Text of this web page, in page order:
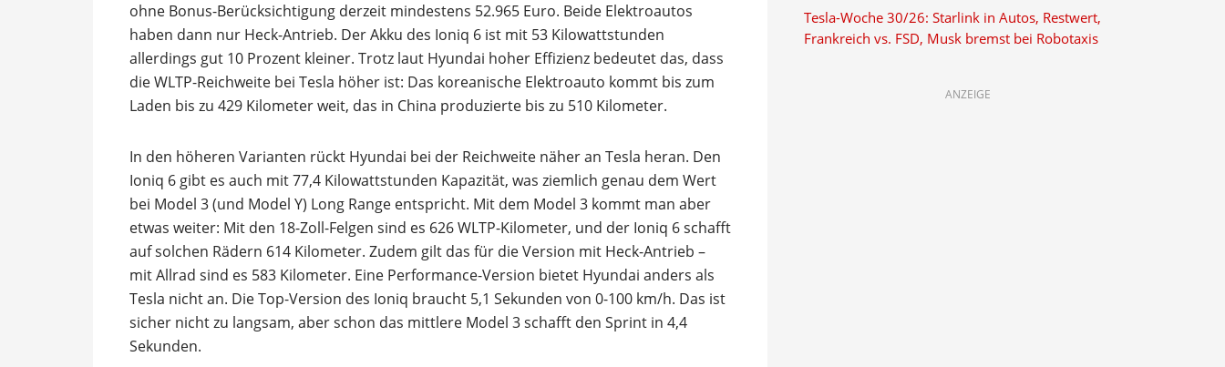
ohne Bonus-Berücksichtigung derzeit mindestens 52.965 Euro. Beide Elektroautos
haben dann nur Heck-Antrieb. Der Akku des Ioniq 6 ist mit 53 Kilowattstunden
allerdings gut 10 Prozent kleiner. Trotz laut Hyundai hoher Effizienz bedeutet das, dass
die WLTP-Reichweite bei Tesla höher ist: Das koreanische Elektroauto kommt bis zum
Laden bis zu 429 Kilometer weit, das in China produzierte bis zu 510 Kilometer.
In den höheren Varianten rückt Hyundai bei der Reichweite näher an Tesla heran. Den
Ioniq 6 gibt es auch mit 77,4 Kilowattstunden Kapazität, was ziemlich genau dem Wert
bei Model 3 (und Model Y) Long Range entspricht. Mit dem Model 3 kommt man aber
etwas weiter: Mit den 18-Zoll-Felgen sind es 626 WLTP-Kilometer, und der Ioniq 6 schafft
auf solchen Rädern 614 Kilometer. Zudem gilt das für die Version mit Heck-Antrieb –
mit Allrad sind es 583 Kilometer. Eine Performance-Version bietet Hyundai anders als
Tesla nicht an. Die Top-Version des Ioniq braucht 5,1 Sekunden von 0-100 km/h. Das ist
sicher nicht zu langsam, aber schon das mittlere Model 3 schafft den Sprint in 4,4
Sekunden.
Tesla-Woche 30/26: Starlink in Autos, Restwert,
Frankreich vs. FSD, Musk bremst bei Robotaxis
ANZEIGE